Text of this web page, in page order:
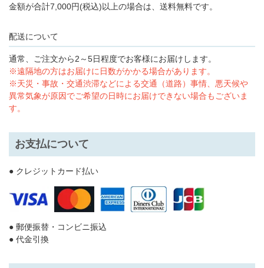
金額が合計7,000円(税込)以上の場合は、送料無料です。
配送について
通常、ご注文から2～5日程度でお客様にお届けします。
※遠隔地の方はお届けに日数がかかる場合があります。
※天災・事故・交通渋滞などによる交通（道路）事情、悪天候や
異常気象が原因でご希望の日時にお届けできない場合もございま
す。
お支払について
● クレジットカード払い
● 郵便振替・コンビニ振込
● 代金引換